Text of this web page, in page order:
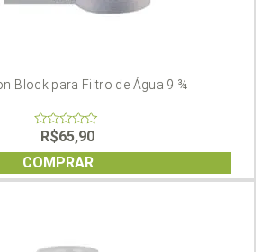
Block para Filtro de Água 9 ¾
out
of
5
R$65,90
COMPRAR